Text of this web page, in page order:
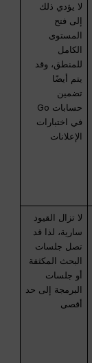
لا يؤدي ذلك
إلى فتح
المستوى
الكامل
للمنطق، وقد
يتم أيضًا
تضمين
حسابات Go
في اختبارات
الإعلانات
لا تزال القيود
سارية، لذا قد
تصل جلسات
البحث المكثفة
أو جلسات
البرمجة إلى حد
أقصى